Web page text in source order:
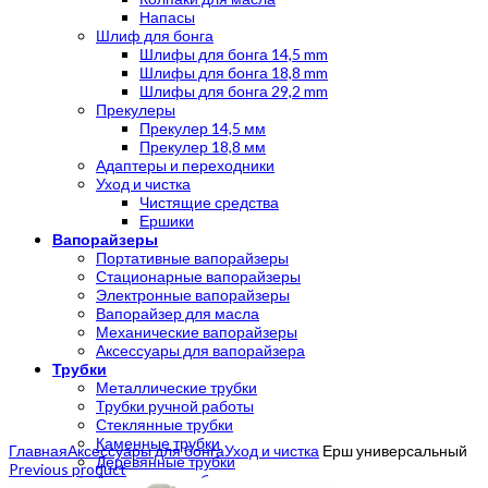
Напасы
Шлиф для бонга
Шлифы для бонга 14,5 mm
Шлифы для бонга 18,8 mm
Шлифы для бонга 29,2 mm
Прекулеры
Прекулер 14,5 мм
Прекулер 18,8 мм
Адаптеры и переходники
Уход и чистка
Чистящие средства
Ершики
Вапорайзеры
Портативные вапорайзеры
Стационарные вапорайзеры
Электронные вапорайзеры
Вапорайзер для масла
Механические вапорайзеры
Аксессуары для вапорайзера
Трубки
Металлические трубки
Трубки ручной работы
Стеклянные трубки
Каменные трубки
Деревянные трубки
Акриловые трубки
Click to enlarge
ГлавнаяАксессуары для бонгаУход и чистка Ерш универсальный
Previous product